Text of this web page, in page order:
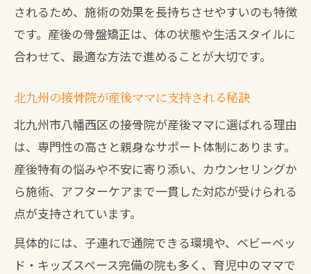
されるため、施術の効果を長持ちさせやすいのも特徴
です。産後の骨盤矯正は、体の状態や生活スタイルに
合わせて、最適な方法で進めることが大切です。
北九州の接骨院が産後ママに支持される秘訣
北九州市八幡西区の接骨院が産後ママに選ばれる理由
は、専門性の高さと親身なサポート体制にあります。
産後特有の悩みや不安に寄り添い、カウンセリングか
ら施術、アフターケアまで一貫した対応が受けられる
点が支持されています。
具体的には、子連れで通院できる環境や、ベビーベッ
ド・キッズスペース完備の院も多く、育児中のママで